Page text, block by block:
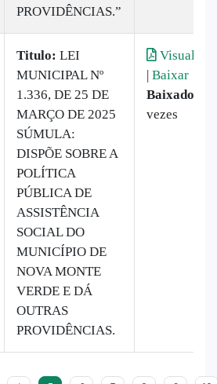
PROVIDÊNCIAS.”
Titulo: LEI
MUNICIPAL Nº
1.336, DE 25 DE
MARÇO DE 2025
SÚMULA:
DISPÕE SOBRE A
POLÍTICA
PÚBLICA DE
ASSISTÊNCIA
SOCIAL DO
MUNICÍPIO DE
NOVA MONTE
VERDE E DÁ
OUTRAS
PROVIDÊNCIAS.
Visualizar
| Baixar
Baixado:
vezes